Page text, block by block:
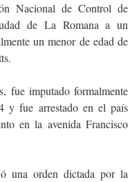
Nacional de Control de
de La Romana a un
un menor de edad de
fue imputado formalmente
y fue arrestado en el país
en la avenida Francisco
una orden dictada por la